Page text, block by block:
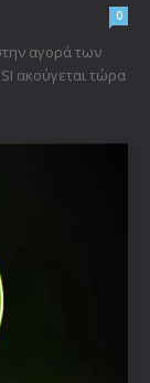
0
αγορά των
ακούγεται τώρα